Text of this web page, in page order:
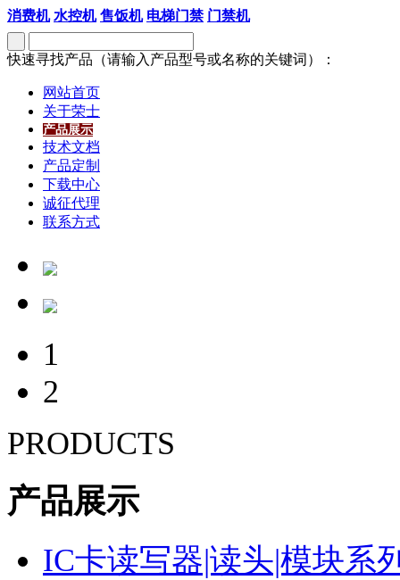
消费机 水控机 售饭机 电梯门禁 门禁机
快速寻找产品（请输入产品型号或名称的关键词）：
网站首页
关于荣士
产品展示
技术文档
产品定制
下载中心
诚征代理
联系方式
1
2
PRODUCTS
产品展示
IC卡读写器|读头|模块系